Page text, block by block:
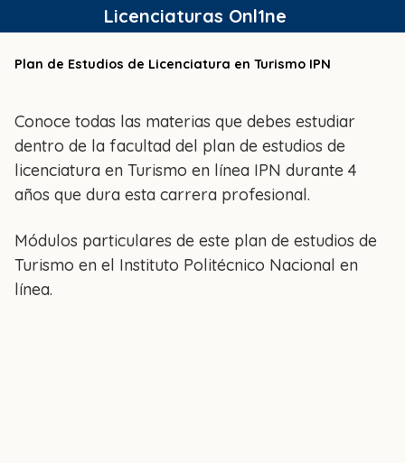
al
Licenciaturas Onl1ne
Plan de Estudios de Licenciatura en Turismo IPN
Conoce todas las materias que debes estudiar
dentro de la facultad del plan de estudios de
licenciatura en Turismo en línea IPN durante 4
años que dura esta carrera profesional.
Módulos particulares de este plan de estudios de
Turismo en el Instituto Politécnico Nacional en
línea.